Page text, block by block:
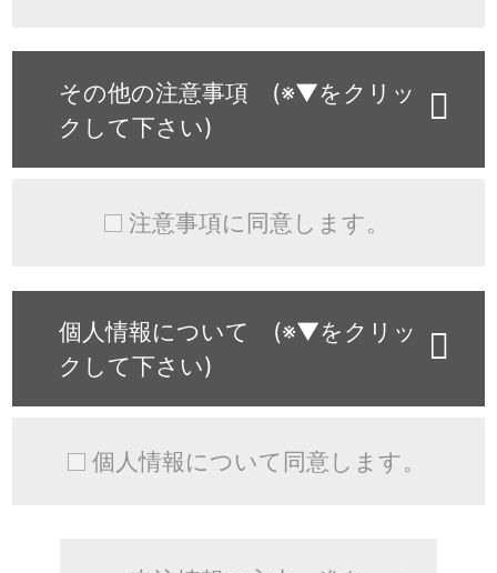
その他の注意事項 (※▼をクリッ
クして下さい)
注意事項に同意します。
個人情報について (※▼をクリッ
クして下さい)
個人情報について同意します。